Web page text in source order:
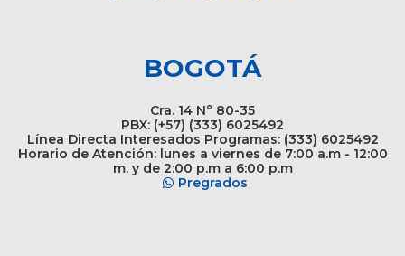
BOGOTÁ
Cra. 14 N° 80-35
PBX: (+57) (333) 6025492
Línea Directa Interesados Programas: (333) 6025492
Horario de Atención: lunes a viernes de 7:00 a.m - 12:00
m. y de 2:00 p.m a 6:00 p.m
Pregrados